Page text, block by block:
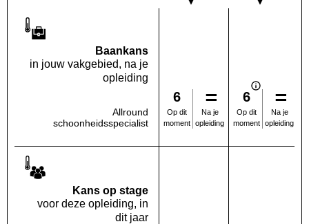
Baankans
in jouw vakgebied, na je
opleiding
Allround
schoonheidsspecialist
6
Op dit
moment
Na je
opleiding
6
Op dit
moment
Na je
opleiding
Kans op stage
voor deze opleiding, in
dit jaar